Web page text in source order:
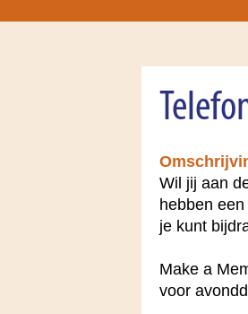
Wil jij aan
hebben
je kunt
Make a
voor